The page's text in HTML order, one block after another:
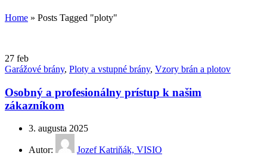
Home » Posts Tagged "ploty"
27 feb
Garážové brány, Ploty a vstupné brány, Vzory brán a plotov
Osobný a profesionálny prístup k našim
zákazníkom
3. augusta 2025
Autor:
Jozef Katriňák, VISIO